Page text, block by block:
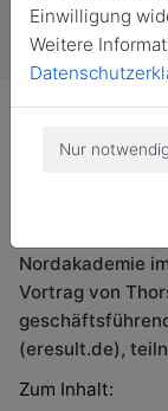
Am 21. August
besten direkt in
Nordakademie
Vortrag von
(eresult.de),
Zum Inhalt:
Einwilligung
Weitere
Nur